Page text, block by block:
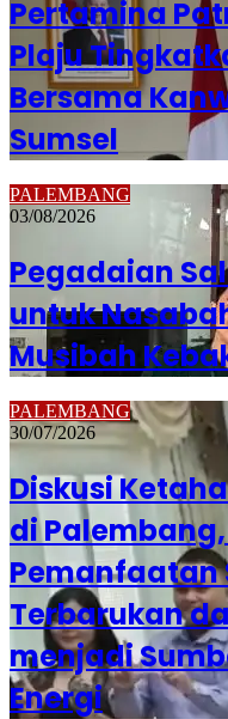
Pertamina
Plaju
Bersama
Sumsel
PALEMBANG
03/08/2026
Pegadaian
untuk
Musibah
PALEMBANG
30/07/2026
Diskusi
di
Pemanfaatan
Terbarukan
menjadi
Energi